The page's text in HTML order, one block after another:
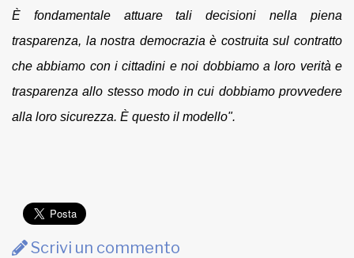
È fondamentale attuare tali decisioni nella piena
trasparenza, la nostra democrazia è costruita sul contratto
che abbiamo con i cittadini e noi dobbiamo a loro verità e
trasparenza allo stesso modo in cui dobbiamo provvedere
alla loro sicurezza. È questo il modello".
Scrivi un commento